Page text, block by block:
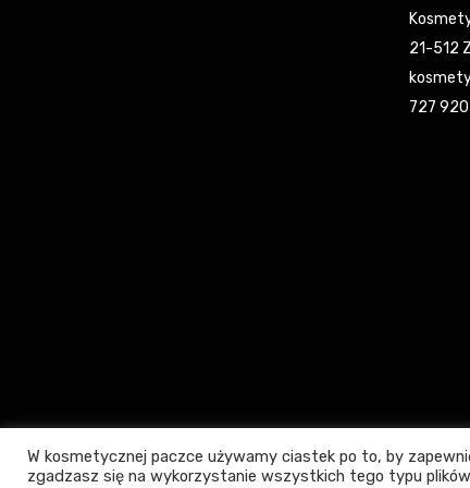
21-512
727
W kosmetycznej paczce używamy ciastek po to, by
zgadzasz się na wykorzystanie wszystkich tego typu